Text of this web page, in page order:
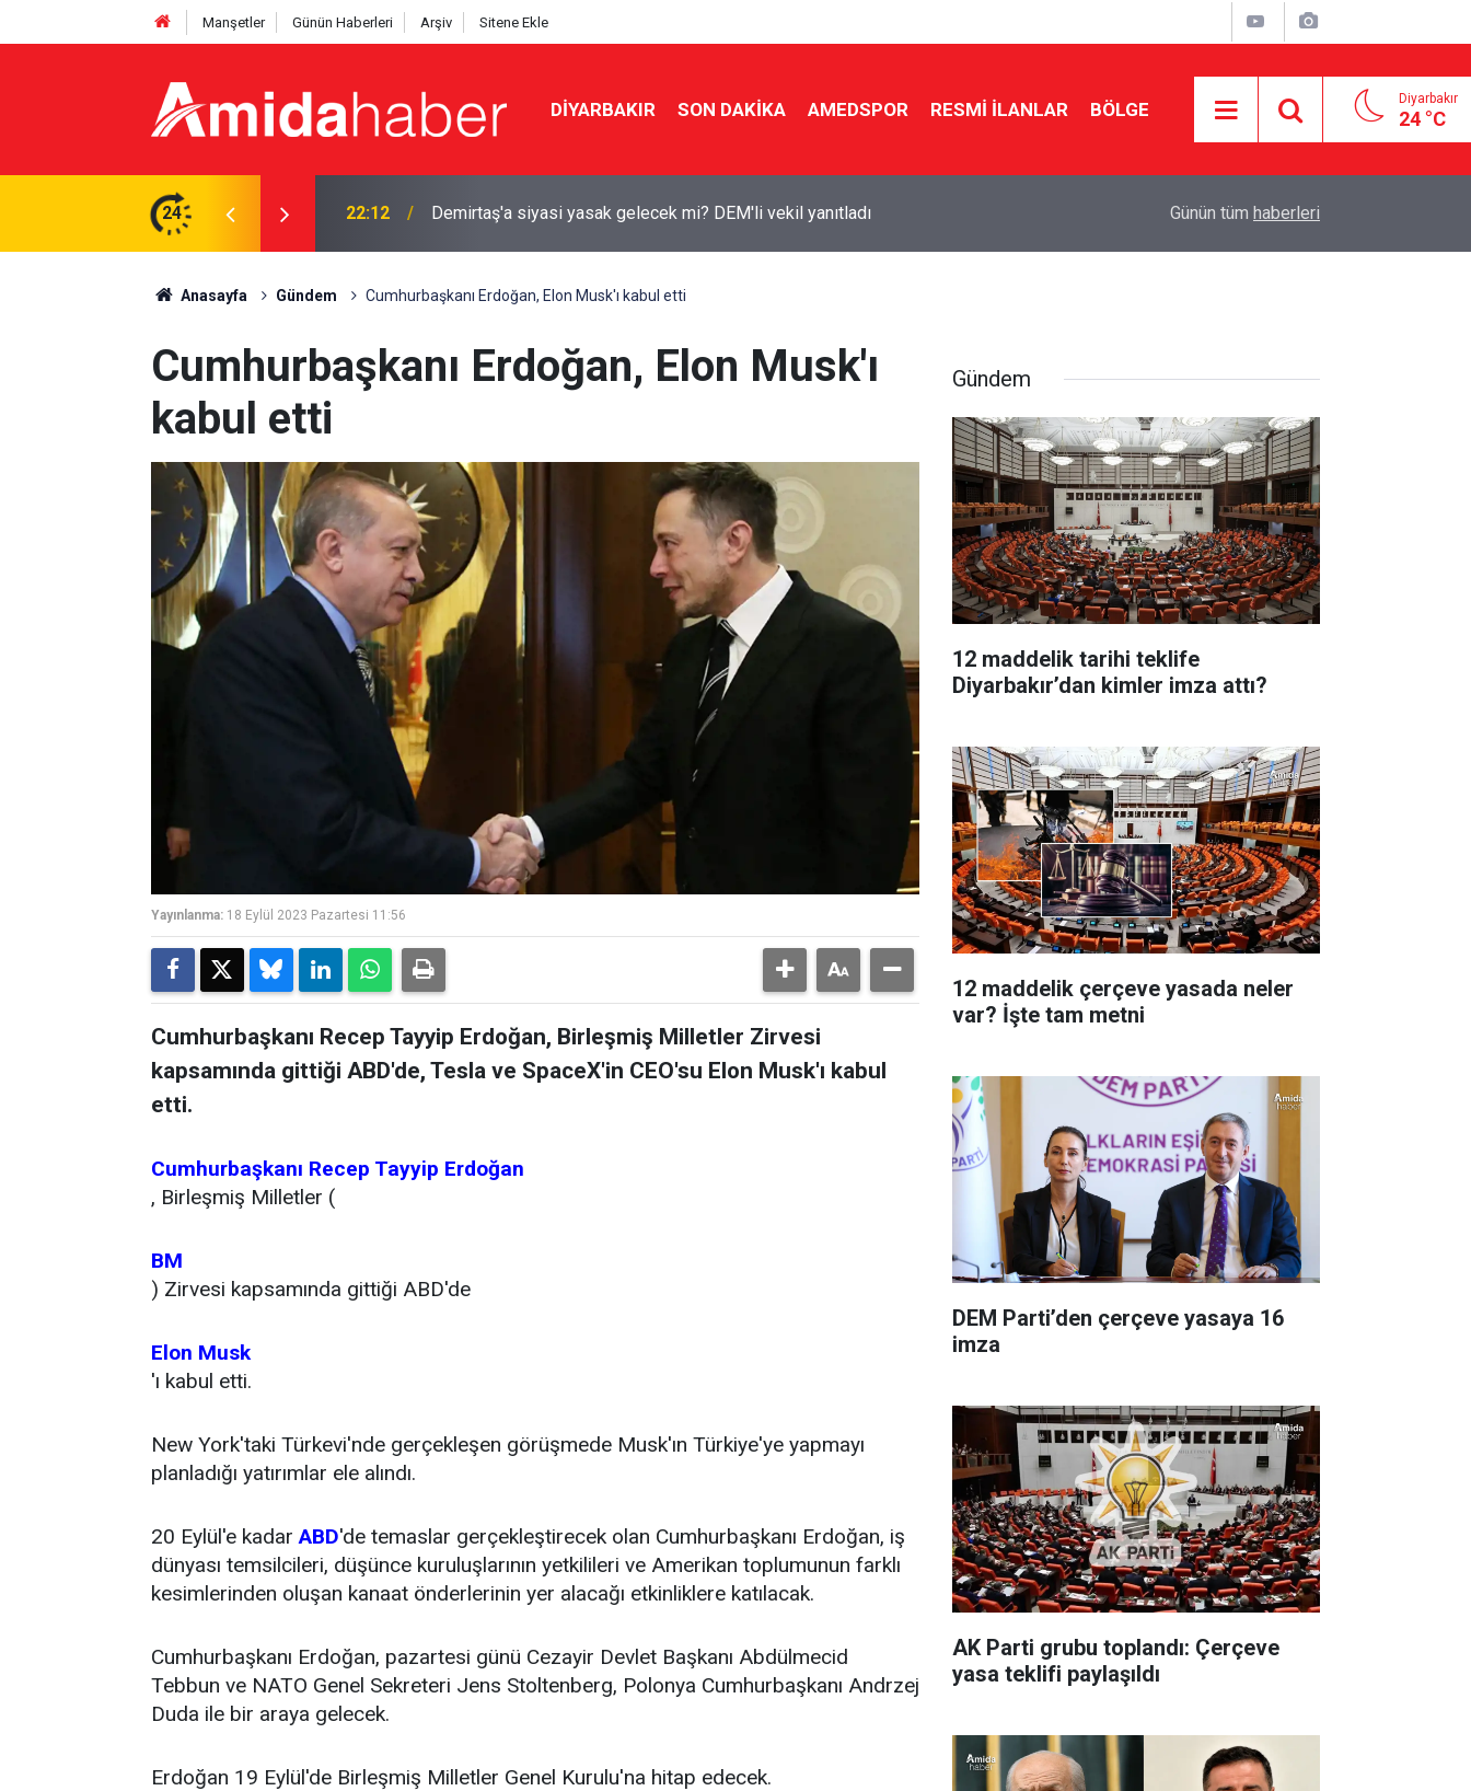
Manşetler Günün Haberleri Arşiv Sitene Ekle
DIYARBAKIR SON DAKIKA AMEDSPOR RESMI İLANLAR BÖLGE Diyarbakır
24 °C
24
DEM'li vekil yanıtladı 21:53 12 maddelik tarihi teklife Diyarbakır’dan kimler imza attı? Diyarbakır’da geçici satış fuarlarına tepki
Günün tüm haberleri
Anasayfa Gündem Cumhurbaşkanı Erdoğan, Elon Musk'ı kabul etti
Cumhurbaşkanı Erdoğan, Elon Musk'ı
kabul etti
Yayınlanma: 18 Eylül 2023 Pazartesi 11:56
Cumhurbaşkanı Recep Tayyip Erdoğan, Birleşmiş Milletler Zirvesi
kapsamında gittiği ABD'de, Tesla ve SpaceX'in CEO'su Elon Musk'ı kabul
etti.
Cumhurbaşkanı Recep Tayyip Erdoğan
, Birleşmiş Milletler (
BM
) Zirvesi kapsamında gittiği ABD'de
Elon Musk
'ı kabul etti.
New York'taki Türkevi'nde gerçekleşen görüşmede Musk'ın Türkiye'ye yapmayı
planladığı yatırımlar ele alındı.
20 Eylül'e kadarABD'de temaslar gerçekleştirecek olan Cumhurbaşkanı Erdoğan, iş
dünyası temsilcileri, düşünce kuruluşlarının yetkilileri ve Amerikan toplumunun farklı
kesimlerinden oluşan kanaat önderlerinin yer alacağı etkinliklere katılacak.
Cumhurbaşkanı Erdoğan, pazartesi günü Cezayir Devlet Başkanı Abdülmecid
Tebbun ve NATO Genel Sekreteri Jens Stoltenberg, Polonya Cumhurbaşkanı Andrzej
Duda ile bir araya gelecek.
Erdoğan 19 Eylül'de Birleşmiş Milletler Genel Kurulu'na hitap edecek.
Gündem
12 maddelik tarihi teklife
Diyarbakır’dan kimler imza attı?
12 maddelik çerçeve yasada neler
var? İşte tam metni
DEM Parti’den çerçeve yasaya 16
imza
AK Parti grubu toplandı: Çerçeve
yasa teklifi paylaşıldı